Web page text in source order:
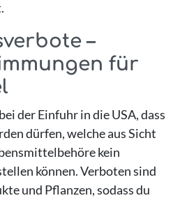
–
für
der Einfuhr in die USA, dass
dürfen, welche aus Sicht
kein
können. Verboten sind
und Pflanzen, sodass du